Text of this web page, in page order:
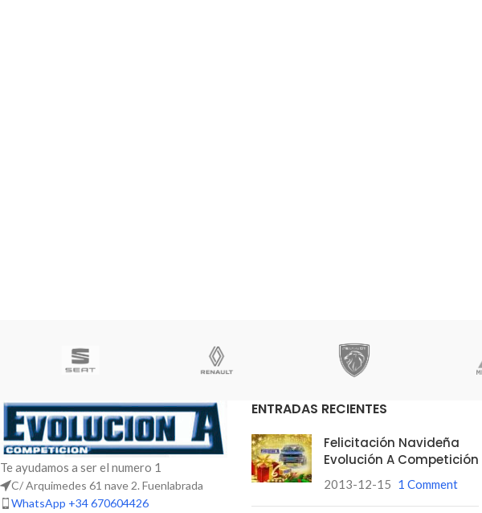
Te ayudamos a ser el numero 1
C/ Arquimedes 61 nave 2. Fuenlabrada
WhatsApp +34 670604426
ENTRADAS RECIENTES
Felicitación Navideña
Evolución A Competición
2013-12-15 1 Comment